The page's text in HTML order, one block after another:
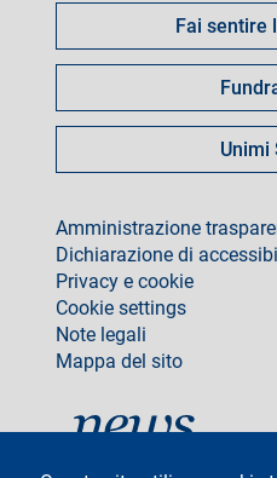
Fai sentire
Unimi
footer
Amministrazione
Dichiarazione di
Privacy e cookie
Cookie settings
Note legali
Mappa del sito
social